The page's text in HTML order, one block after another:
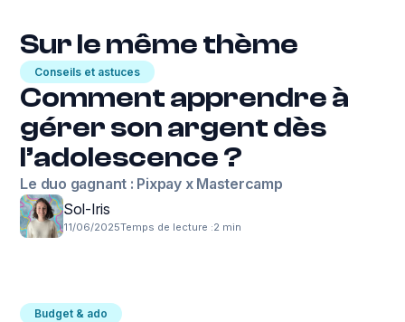
Sur le même thème
Conseils et astuces
Comment apprendre à
gérer son argent dès
l’adolescence ?
Le duo gagnant : Pixpay x Mastercamp
Sol-Iris
11/06/2025Temps de lecture :2 min
Budget & ado